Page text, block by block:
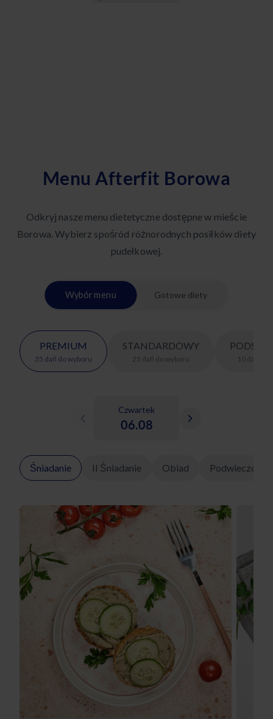
Menu Afterfit Borowa
Odkryj nasze menu dietetyczne dostępne w mieście
Borowa. Wybierz spośród różnorodnych posiłków diety
pudełkowej.
Wybór menu Gotowe diety
PREMIUM
35 dań do wyboru
STANDARDOWY
25 dań do wyboru 10 dań
Czwartek
06.08
Śniadanie II Śniadanie Obiad Podwieczorek